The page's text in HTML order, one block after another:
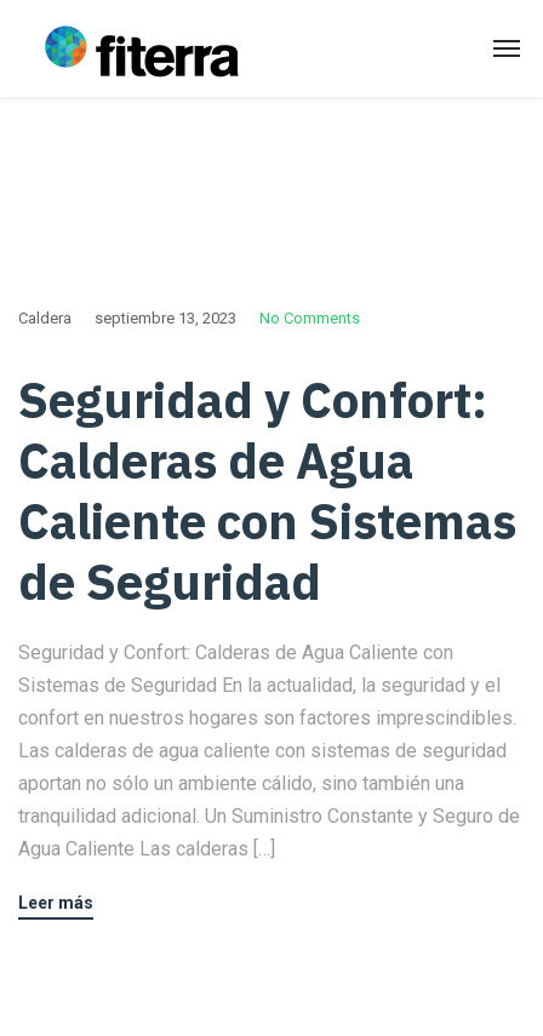
Caldera septiembre 13, 2023 No Comments
Seguridad y Confort:
Calderas de Agua
Caliente con Sistemas
de Seguridad
Seguridad y Confort: Calderas de Agua Caliente con
Sistemas de Seguridad En la actualidad, la seguridad y el
confort en nuestros hogares son factores imprescindibles.
Las calderas de agua caliente con sistemas de seguridad
aportan no sólo un ambiente cálido, sino también una
tranquilidad adicional. Un Suministro Constante y Seguro de
Agua Caliente Las calderas […]
Leer más